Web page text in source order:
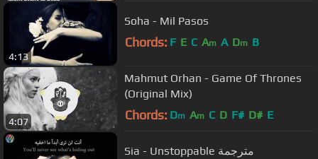
4:13
Soha - Mil Pasos
Chords: F E C Am A Dm B
4:07
Mahmut Orhan - Game Of Thrones
(Original Mix)
Chords: Dm Am C D F# D# E
Sia - Unstoppable مترجمة